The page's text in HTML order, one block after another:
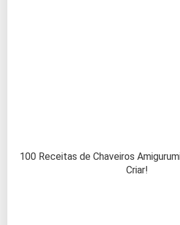
100 Receitas de Chaveiros
Criar!